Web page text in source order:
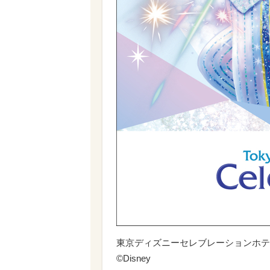
東京ディズニーセレブレーションホ
©Disney